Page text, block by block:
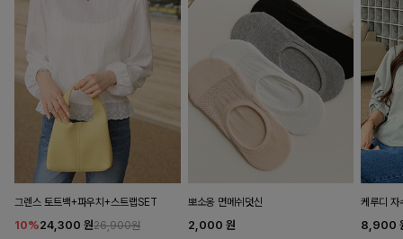
그렌스 토트백+파우치+스트랩SET
10%24,300 원26,900원
뽀소옹 면메쉬덧신
2,000 원
케루디 자
8,900